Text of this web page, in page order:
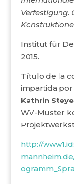
Verfestigung.
Institut für
2015.
Título de la
impartida por
Kathrin Steye
WV-Muster
http://